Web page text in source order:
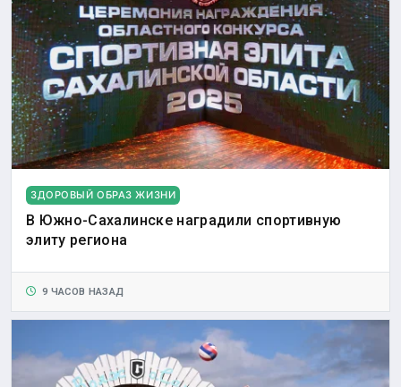
ЗДОРОВЫЙ ОБРАЗ ЖИЗНИ
В Южно-Сахалинске наградили спортивную
элиту региона
9 ЧАСОВ НАЗАД